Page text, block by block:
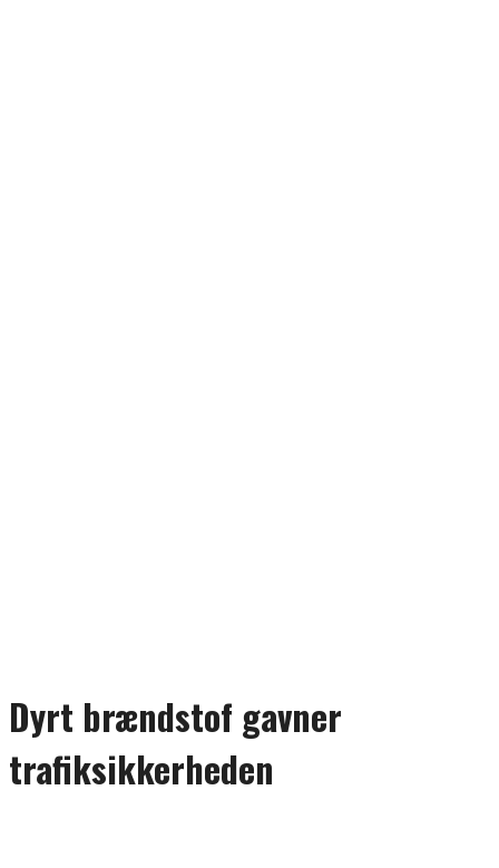
Dyrt brændstof gavner
trafiksikkerheden